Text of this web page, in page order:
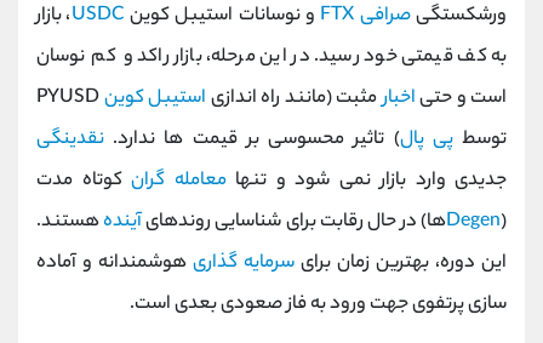
ورشکستگیصرافی FTX و نوسانات استیبل‌ کوین USDC، بازار
به کف قیمتی خود رسید. در این مرحله، بازار راکد و کم ‌نوسان
است و حتیاخبارمثبت (مانند راه ‌اندازی استیبل کوینPYUSD
توسطپی ‌پال) تاثیر محسوسی بر قیمت ‌ها ندارد. نقدینگی
جدیدی وارد بازار نمی ‌شود و تنهامعامله‌ گران کوتاه ‌مدت
(
Degenها) در حال رقابت برای شناسایی روندهایآیندههستند.
این دوره، بهترین زمان برای سرمایه‌ گذاری هوشمندانه و آماده
‌سازی پرتفوی جهت ورود به فاز صعودی بعدی است.